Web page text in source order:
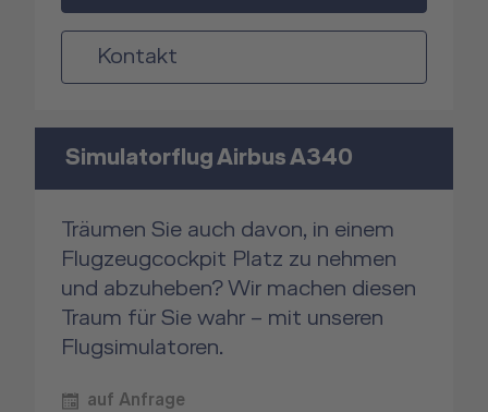
Kontakt
Simulatorflug Airbus A340
Träumen Sie auch davon, in einem
Flugzeugcockpit Platz zu nehmen
und abzuheben? Wir machen diesen
Traum für Sie wahr – mit unseren
Flugsimulatoren.
auf Anfrage